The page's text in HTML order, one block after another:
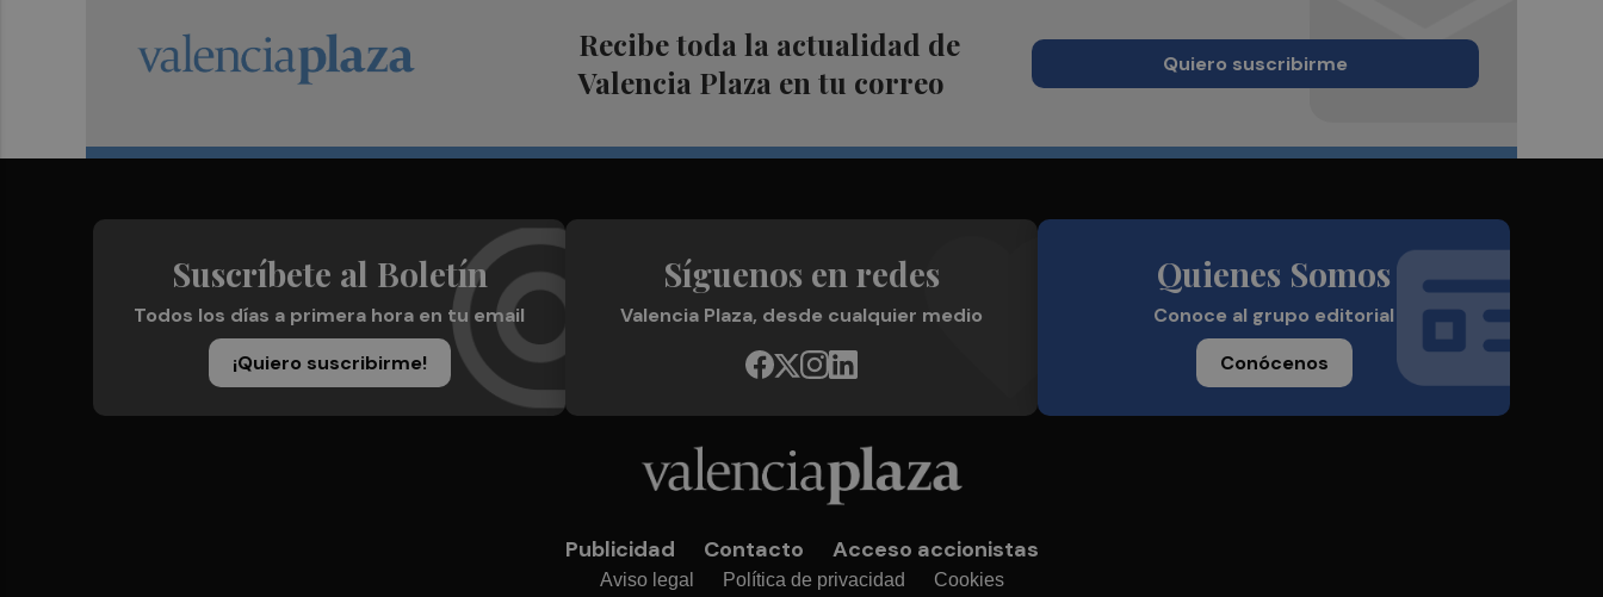
Recibe toda la actualidad de
Valencia Plaza en tu correo
Quiero suscribirme
Suscríbete al Boletín
Todos los días a primera hora en tu email
¡Quiero suscribirme!
Síguenos en redes
Valencia Plaza, desde cualquier medio
Quienes Somos
Conoce al grupo editorial
Conócenos
Publicidad Contacto Acceso accionistas
Aviso legal Política de privacidad Cookies